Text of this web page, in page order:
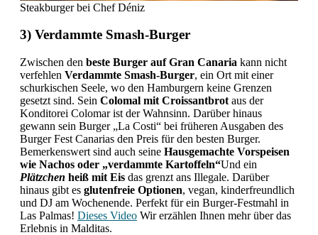
Steakburger bei Chef Déniz
3) Verdammte Smash-Burger
Zwischen den beste Burger auf Gran Canaria kann nicht
verfehlen Verdammte Smash-Burger, ein Ort mit einer
schurkischen Seele, wo den Hamburgern keine Grenzen
gesetzt sind. Sein Colomal mit Croissantbrot aus der
Konditorei Colomar ist der Wahnsinn. Darüber hinaus
gewann sein Burger „La Costi“ bei früheren Ausgaben des
Burger Fest Canarias den Preis für den besten Burger.
Bemerkenswert sind auch seine Hausgemachte Vorspeisen
wie Nachos oder „verdammte Kartoffeln“Und ein
Plätzchen heiß mit Eis das grenzt ans Illegale. Darüber
hinaus gibt es glutenfreie Optionen, vegan, kinderfreundlich
und DJ am Wochenende. Perfekt für ein Burger-Festmahl in
Las Palmas! Dieses Video Wir erzählen Ihnen mehr über das
Erlebnis in Malditas.